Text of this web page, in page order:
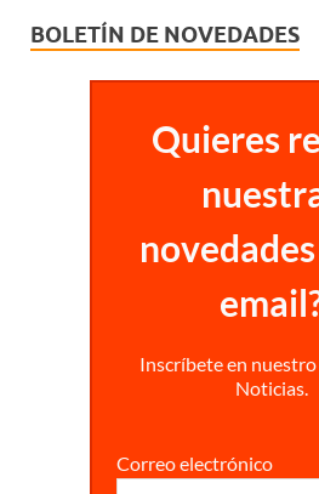
BOLETÍN DE NOVEDADES
Quieres
Inscríbete en
Noticias.
Correo electrónico